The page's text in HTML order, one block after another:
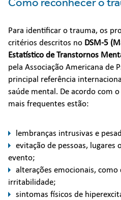
Como reconhecer o
Para identificar o trauma, os
critérios descritos no DSM-5
Estatístico de Transtornos
pela Associação Americana de
principal referência
saúde mental. De acordo com
mais frequentes estão:
lembranças intrusivas e
evitação de pessoas, lugares
evento;
alterações emocionais, como
irritabilidade;
sintomas físicos de